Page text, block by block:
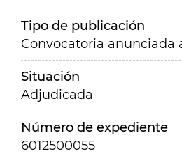
Tipo de publicación
Convocatoria anunciada
Situación
Adjudicada
Número de expediente
6012500055